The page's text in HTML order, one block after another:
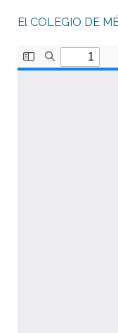
El COLEGIO DE